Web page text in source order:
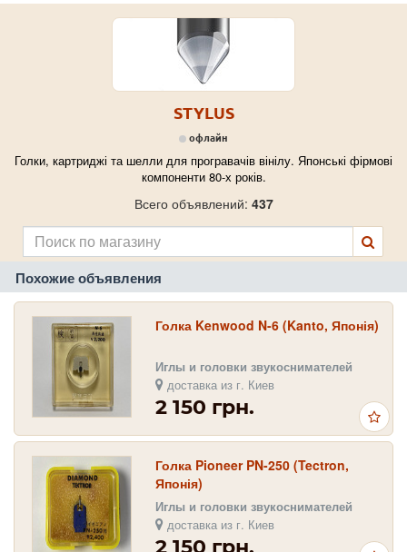
STYLUS
офлайн
Голки, картриджі та шелли для програвачів вінілу. Японські фірмові
компоненти 80-х років.
Всего объявлений: 437
Похожие объявления
Голка Kenwood N-6 (Kanto, Японія)
Иглы и головки звукоснимателей
доставка из г. Киев
2 150 грн.
Голка Pioneer PN-250 (Tectron,
Японія)
Иглы и головки звукоснимателей
доставка из г. Киев
2 150 грн.